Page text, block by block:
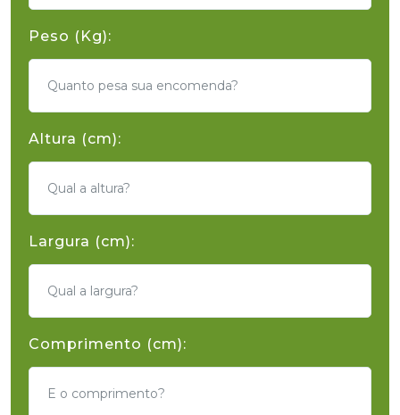
Peso (Kg):
Altura (cm):
Largura (cm):
Comprimento (cm):